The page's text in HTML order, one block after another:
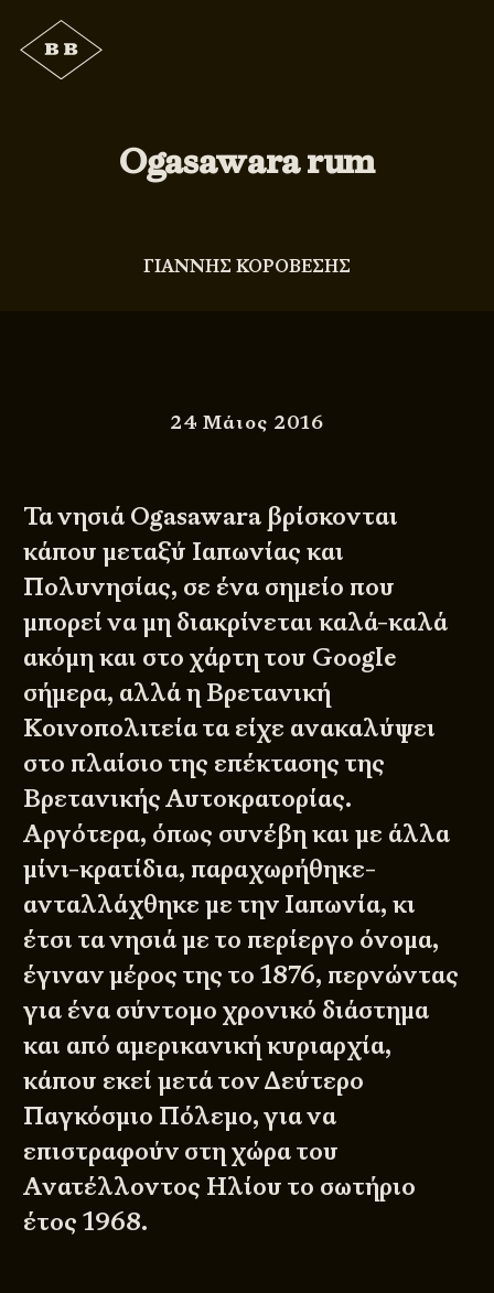
Ogasawara rum
ΓΙΑΝΝΗΣ ΚΟΡΟΒΕΣΗΣ
24 Μάιος 2016
Τα νησιά Ogasawara βρίσκονται
κάπου μεταξύ Ιαπωνίας και
Πολυνησίας, σε ένα σημείο που
μπορεί να μη διακρίνεται καλά-καλά
ακόμη και στο χάρτη του Google
σήμερα, αλλά η Βρετανική
Κοινοπολιτεία τα είχε ανακαλύψει
στο πλαίσιο της επέκτασης της
Βρετανικής Αυτοκρατορίας.
Αργότερα, όπως συνέβη και με άλλα
μίνι-κρατίδια, παραχωρήθηκε-
ανταλλάχθηκε με την Ιαπωνία, κι
έτσι τα νησιά με το περίεργο όνομα,
έγιναν μέρος της το 1876, περνώντας
για ένα σύντομο χρονικό διάστημα
και από αμερικανική κυριαρχία,
κάπου εκεί μετά τον Δεύτερο
Παγκόσμιο Πόλεμο, για να
επιστραφούν στη χώρα του
Ανατέλλοντος Ηλίου το σωτήριο
έτος 1968.